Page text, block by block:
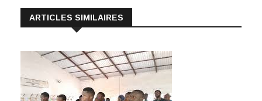
ARTICLES SIMILAIRES